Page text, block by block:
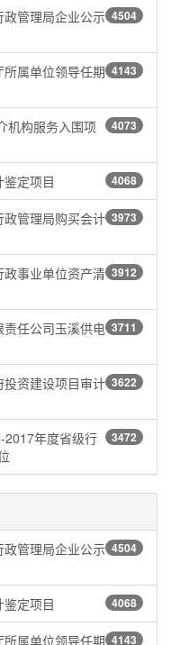
4504
管理局企业公示
4143
属单位领导任期
4073
机构服务入围项
4068
定项目
3973
管理局购买会计
3912
事业单位资产清
3711
任公司玉溪供电
3622
资建设项目审计
3472
2017年度省级行
4504
管理局企业公示
4068
定项目
4143
属单位领导任期